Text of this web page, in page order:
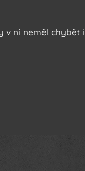
ní neměl chybět